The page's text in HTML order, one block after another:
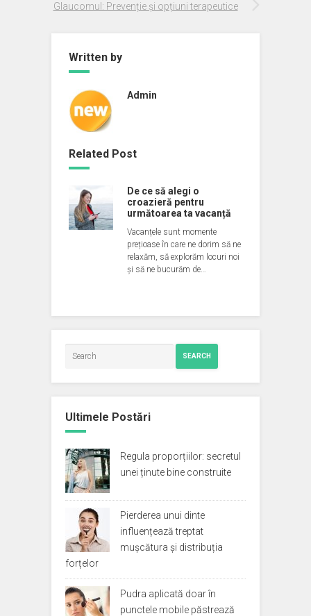
Glaucomul: Prevenție și opțiuni terapeutice
Written by
Admin
Related Post
De ce să alegi o
croazieră pentru
următoarea ta vacanță
Vacanțele sunt momente
prețioase în care ne dorim să ne
relaxăm, să explorăm locuri noi
și să ne bucurăm de…
SEARCH
Ultimele Postări
Regula proporțiilor: secretul
unei ținute bine construite
Pierderea unui dinte
influențează treptat
mușcătura și distribuția
forțelor
Pudra aplicată doar în
punctele mobile păstrează